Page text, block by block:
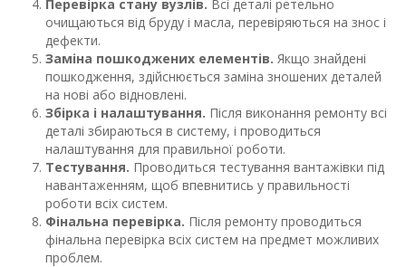
Перевірка стану вузлів. Всі деталі ретельно
очищаються від бруду і масла, перевіряються на знос і
дефекти.
Заміна пошкоджених елементів. Якщо знайдені
пошкодження, здійснюється заміна зношених деталей
на нові або відновлені.
Збірка і налаштування. Після виконання ремонту всі
деталі збираються в систему, і проводиться
налаштування для правильної роботи.
Тестування. Проводиться тестування вантажівки під
навантаженням, щоб впевнитись у правильності
роботи всіх систем.
Фінальна перевірка. Після ремонту проводиться
фінальна перевірка всіх систем на предмет можливих
проблем.